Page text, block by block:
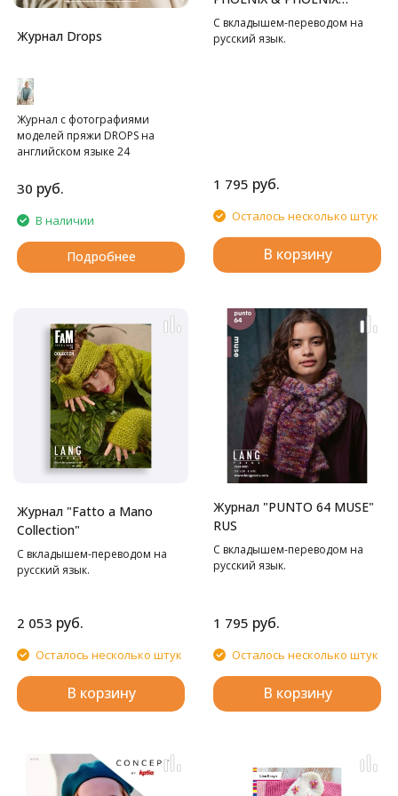
Журнал Drops
Журнал с фотографиями
моделей пряжи DROPS на
английском языке 24
30 руб.
В наличии
Подробнее
TWEED" RUS
С вкладышем-переводом на
русский язык.
1 795 руб.
Осталось несколько штук
В корзину
Журнал "Fatto a Mano
Collection"
С вкладышем-переводом на
русский язык.
2 053 руб.
Осталось несколько штук
В корзину
Журнал "PUNTO 64 MUSE"
RUS
С вкладышем-переводом на
русский язык.
1 795 руб.
Осталось несколько штук
В корзину